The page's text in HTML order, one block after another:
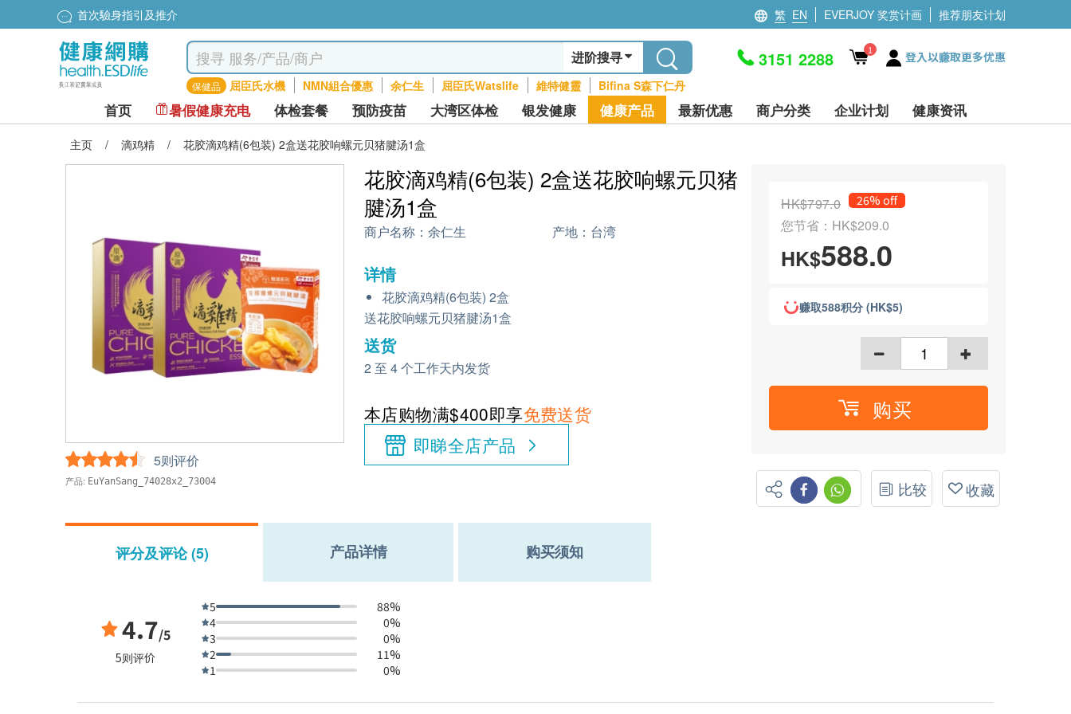
首次驗身指引及推介 繁 EN EVERJOY 奖赏计画 推荐朋友计划
进阶搜寻
保健品 屈臣氏水機 NMN組合優惠 余仁生 屈臣氏Watslife 維特健靈 Bifina S森下仁丹
3151 2288 1 登入以赚取更多优惠
首页 暑假健康充电 体检套餐 预防疫苗 大湾区体检 银发健康 健康产品 最新优惠 商户分类 企业计划 健康资讯
主页 / 滴鸡精 / 花胶滴鸡精(6包装) 2盒送花胶响螺元贝猪腱汤1盒
5则评价
产品: EuYanSang_74028x2_73004
花胶滴鸡精(6包装) 2盒送花胶响螺元贝猪
腱汤1盒
商户名称： 余仁生 产地： 台湾
详情
花胶滴鸡精(6包装) 2盒
送花胶响螺元贝猪腱汤1盒
送货
2 至 4 个工作天内发货
本店购物满$400即享免费送货
即睇全店产品
HK$797.0 26% off
您节省：HK$209.0
HK$588.0
赚取588积分 (HK$5)
购买
比较 收藏
评分及评论 (5) 产品详情 购买须知
4.7/5
5则评价
5
88%
4
0%
3
0%
2
11%
1
0%